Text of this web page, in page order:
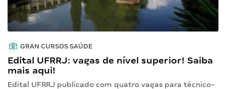
GRAN CURSOS SAÚDE
Edital UFRRJ: vagas de nível superior! Saiba
mais aqui!
Edital UFRRJ publicado com quatro vagas para técnico-